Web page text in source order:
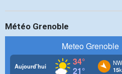
Météo Grenoble